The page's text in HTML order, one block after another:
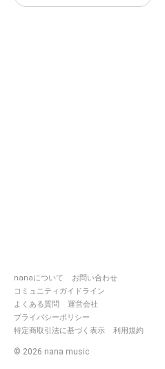
nanaについて
お問い合わせ
コミュニティガイドライン
よくある質問
運営会社
プライバシーポリシー
特定商取引法に基づく表示
利用規約
© 2026 nana music